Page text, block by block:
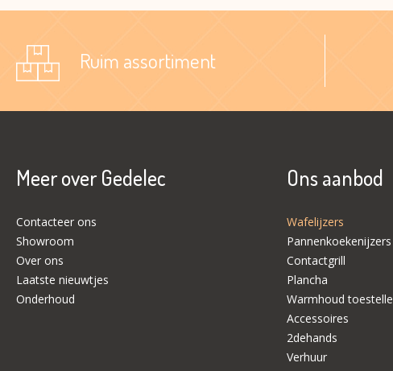
Ruim assortiment
Meer over Gedelec
Contacteer ons
Showroom
Over ons
Laatste nieuwtjes
Onderhoud
Ons aanbod
Wafelijzers
Pannenkoekenijzers
Contactgrill
Plancha
Warmhoud
Accessoires
2dehands
Verhuur